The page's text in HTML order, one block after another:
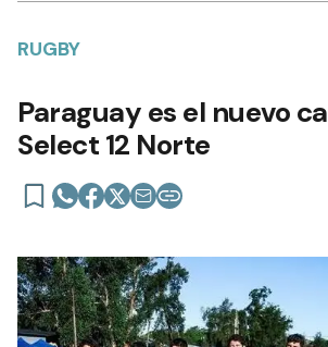
RUGBY
Paraguay es el nuevo
Select 12 Norte